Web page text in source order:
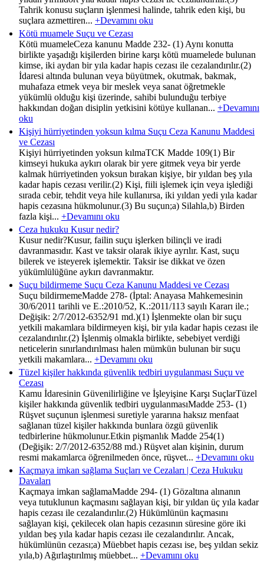
Tahrik konusu suçların işlenmesi halinde, tahrik eden kişi, bu
suçlara azmettiren... +Devamını oku
Kötü muamele Suçu ve Cezası
Kötü muameleCeza kanunu Madde 232- (1) Aynı konutta
birlikte yaşadığı kişilerden birine karşı kötü muamelede bulunan
kimse, iki aydan bir yıla kadar hapis cezası ile cezalandırılır.(2)
İdaresi altında bulunan veya büyütmek, okutmak, bakmak,
muhafaza etmek veya bir meslek veya sanat öğretmekle
yükümlü olduğu kişi üzerinde, sahibi bulunduğu terbiye
hakkından doğan disiplin yetkisini kötüye kullanan... +Devamını
oku
Kişiyi hürriyetinden yoksun kılma Suçu Ceza Kanunu Maddesi
ve Cezası
Kişiyi hürriyetinden yoksun kılmaTCK Madde 109(1) Bir
kimseyi hukuka aykırı olarak bir yere gitmek veya bir yerde
kalmak hürriyetinden yoksun bırakan kişiye, bir yıldan beş yıla
kadar hapis cezası verilir.(2) Kişi, fiili işlemek için veya işlediği
sırada cebir, tehdit veya hile kullanırsa, iki yıldan yedi yıla kadar
hapis cezasına hükmolunur.(3) Bu suçun;a) Silahla,b) Birden
fazla kişi... +Devamını oku
Ceza hukuku Kusur nedir?
Kusur nedir?Kusur, failin suçu işlerken bilinçli ve iradi
davranmasıdır. Kast ve taksir olarak ikiye ayrılır. Kast, suçu
bilerek ve isteyerek işlemektir. Taksir ise dikkat ve özen
yükümlülüğüne aykırı davranmaktır.
Suçu bildirmeme Suçu Ceza Kanunu Maddesi ve Cezası
Suçu bildirmemeMadde 278- (İptal: Anayasa Mahkemesinin
30/6/2011 tarihli ve E.:2010/52, K.:2011/113 sayılı Kararı ile.;
Değişik: 2/7/2012-6352/91 md.)(1) İşlenmekte olan bir suçu
yetkili makamlara bildirmeyen kişi, bir yıla kadar hapis cezası ile
cezalandırılır.(2) İşlenmiş olmakla birlikte, sebebiyet verdiği
neticelerin sınırlandırılması halen mümkün bulunan bir suçu
yetkili makamlara... +Devamını oku
Tüzel kişiler hakkında güvenlik tedbiri uygulanması Suçu ve
Cezası
Kamu İdaresinin Güvenilirliğine ve İşleyişine Karşı SuçlarTüzel
kişiler hakkında güvenlik tedbiri uygulanmasıMadde 253- (1)
Rüşvet suçunun işlenmesi suretiyle yararına haksız menfaat
sağlanan tüzel kişiler hakkında bunlara özgü güvenlik
tedbirlerine hükmolunur.Etkin pişmanlık Madde 254(1)
(Değişik: 2/7/2012-6352/88 md.) Rüşvet alan kişinin, durum
resmi makamlarca öğrenilmeden önce, rüşvet... +Devamını oku
Kaçmaya imkan sağlama Suçları ve Cezaları | Ceza Hukuku
Davaları
Kaçmaya imkan sağlamaMadde 294- (1) Gözaltına alınanın
veya tutuklunun kaçmasını sağlayan kişi, bir yıldan üç yıla kadar
hapis cezası ile cezalandırılır.(2) Hükümlünün kaçmasını
sağlayan kişi, çekilecek olan hapis cezasının süresine göre iki
yıldan beş yıla kadar hapis cezası ile cezalandırılır. Ancak,
hükümlünün cezası;a) Müebbet hapis cezası ise, beş yıldan sekiz
yıla,b) Ağırlaştırılmış müebbet... +Devamını oku